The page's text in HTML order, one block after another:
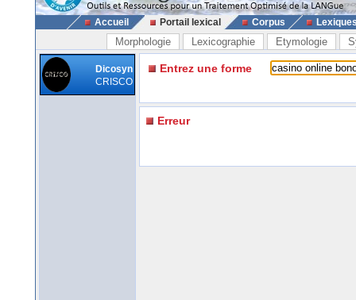
Accueil Portail lexical Corpus
Morphologie Lexicographie Etymologie
Dicosyn
CRISCO
Entrez une forme
Erreur